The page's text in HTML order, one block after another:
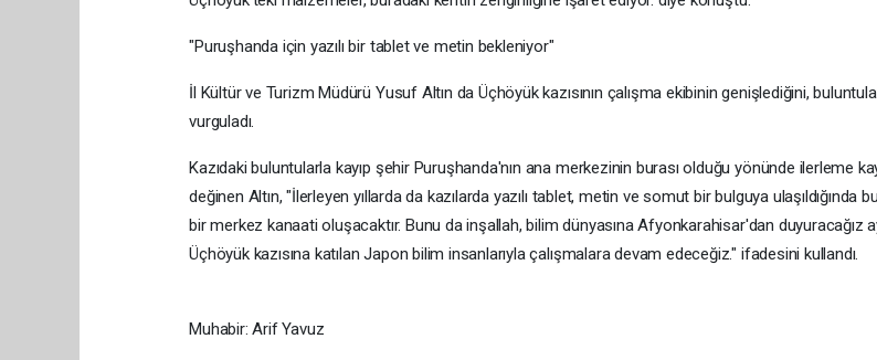
"Puruşhanda için yazılı bir tablet ve metin bekleniyor"
İl Kültür ve Turizm Müdürü Yusuf Altın da Üçhöyük kazısının çalışma ekibinin genişlediğini,
vurguladı.
Kazıdaki buluntularla kayıp şehir Puruşhanda'nın ana merkezinin burası olduğu yönünde ilerleme
değinen Altın, "İlerleyen yıllarda da kazılarda yazılı tablet, metin ve somut bir bulguya ulaşıldığında
bir merkez kanaati oluşacaktır. Bunu da inşallah, bilim dünyasına Afyonkarahisar'dan duyuracağız
Üçhöyük kazısına katılan Japon bilim insanlarıyla çalışmalara devam edeceğiz." ifadesini kullandı.
Muhabir: Arif Yavuz